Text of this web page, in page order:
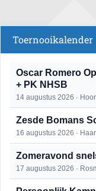
Toernooikalender
Oscar Romero
+ PK NHSB
14 augustus 2026 ·
Zesde Bomans
16 augustus 2026 ·
Zomeravond
17 augustus 2026 ·